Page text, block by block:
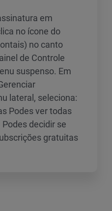
em
no ícone do
no canto
de Controle
suspenso. Em
lateral, seleciona:
Podes ver todas
decidir se
gratuitas